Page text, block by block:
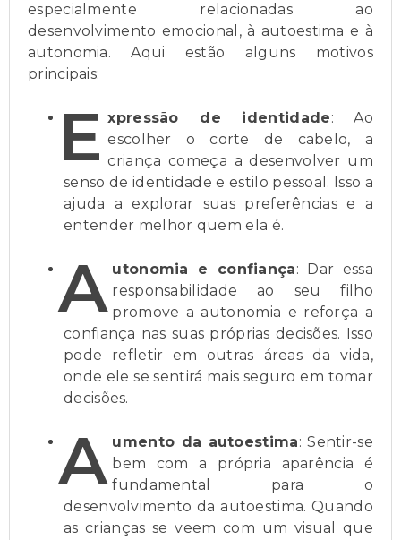
especialmente relacionadas ao
desenvolvimento emocional, à autoestima e à
autonomia. Aqui estão alguns motivos
principais:
E xpressão de identidade: Ao
escolher o corte de cabelo, a
criança começa a desenvolver um
senso de identidade e estilo pessoal. Isso a
ajuda a explorar suas preferências e a
entender melhor quem ela é.
A utonomia e confiança: Dar essa
responsabilidade ao seu filho
promove a autonomia e reforça a
confiança nas suas próprias decisões. Isso
pode refletir em outras áreas da vida,
onde ele se sentirá mais seguro em tomar
decisões.
A umento da autoestima: Sentir-se
bem com a própria aparência é
fundamental para o
desenvolvimento da autoestima. Quando
as crianças se veem com um visual que